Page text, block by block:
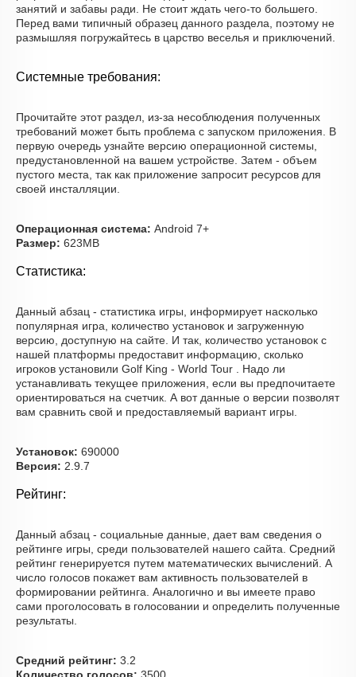
занятий и забавы ради. Не стоит ждать чего-то большего.
Перед вами типичный образец данного раздела, поэтому не
размышляя погружайтесь в царство веселья и приключений.
Системные требования:
Прочитайте этот раздел, из-за несоблюдения полученных
требований может быть проблема с запуском приложения. В
первую очередь узнайте версию операционной системы,
предустановленной на вашем устройстве. Затем - объем
пустого места, так как приложение запросит ресурсов для
своей инсталляции.
Операционная система: Android 7+
Размер: 623MB
Статистика:
Данный абзац - статистика игры, информирует насколько
популярная игра, количество установок и загруженную
версию, доступную на сайте. И так, количество установок с
нашей платформы предоставит информацию, сколько
игроков установили Golf King - World Tour . Надо ли
устанавливать текущее приложения, если вы предпочитаете
ориентироваться на счетчик. А вот данные о версии позволят
вам сравнить свой и предоставляемый вариант игры.
Установок: 690000
Версия: 2.9.7
Рейтинг:
Данный абзац - социальные данные, дает вам сведения о
рейтинге игры, среди пользователей нашего сайта. Средний
рейтинг генерируется путем математических вычислений. А
число голосов покажет вам активность пользователей в
формировании рейтинга. Аналогично и вы имеете право
сами проголосовать в голосовании и определить полученные
результаты.
Средний рейтинг: 3.2